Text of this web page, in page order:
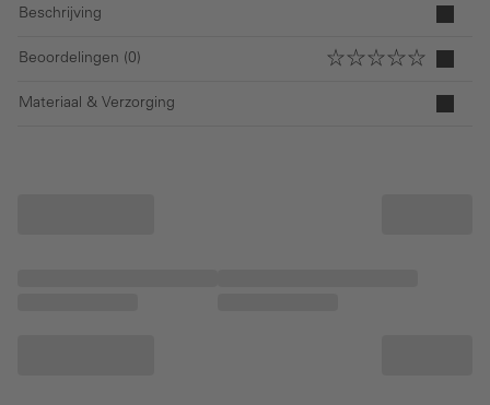
Beschrijving
Beoordelingen (0)
Materiaal & Verzorging